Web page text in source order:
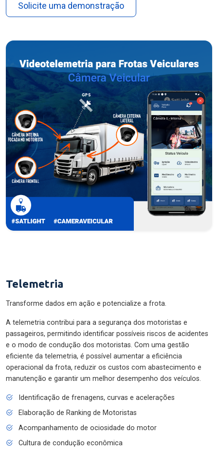
Solicite uma demonstração
Telemetria
Transforme dados em ação e potencialize a frota.
A telemetria contribui para a segurança dos motoristas e
passageiros, permitindo identificar possíveis riscos de acidentes
e o modo de condução dos motoristas. Com uma gestão
eficiente da telemetria, é possível aumentar a eficiência
operacional da frota, reduzir os custos com abastecimento e
manutenção e garantir um melhor desempenho dos veículos.
Identificação de frenagens, curvas e acelerações
Elaboração de Ranking de Motoristas
Acompanhamento de ociosidade do motor
Cultura de condução econômica